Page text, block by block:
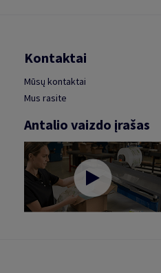
Kontaktai
Mūsų kontaktai
Mus rasite
Antalio vaizdo įrašas